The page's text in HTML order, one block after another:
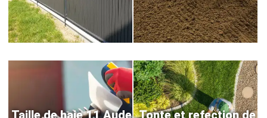
Taille de haie 11 Aude Tonte et refection de